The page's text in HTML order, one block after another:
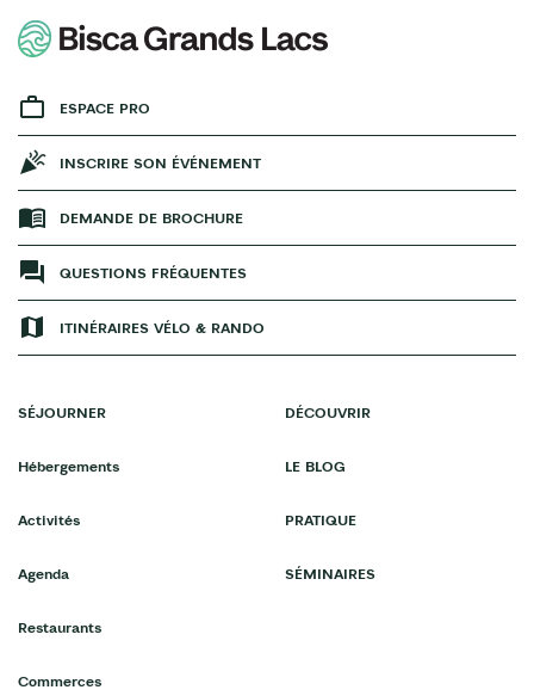
ESPACE PRO
INSCRIRE SON ÉVÉNEMENT
DEMANDE DE BROCHURE
QUESTIONS FRÉQUENTES
ITINÉRAIRES VÉLO & RANDO
SÉJOURNER
Hébergements
Activités
Agenda
Restaurants
Commerces
DÉCOUVRIR
LE BLOG
PRATIQUE
SÉMINAIRES